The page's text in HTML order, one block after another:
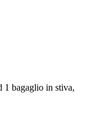
1 bagaglio in stiva,